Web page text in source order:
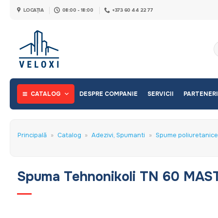
LOCAȚIA 08:00 - 18:00 +373 60 44 22 77
CATALOG DESPRE COMPANIE SERVICII PARTENERI
Principală » Catalog » Adezivi, Spumanti » Spume
Spuma Tehnonikoli TN 60